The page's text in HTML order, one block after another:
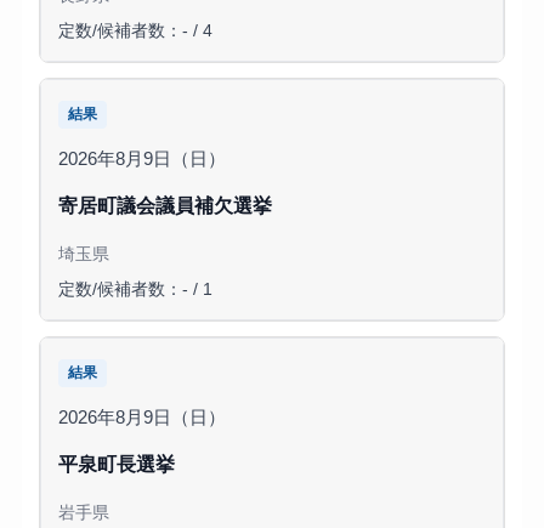
定数/候補者数：- / 4
結果
2026年8月9日（日）
寄居町議会議員補欠選挙
埼玉県
定数/候補者数：- / 1
結果
2026年8月9日（日）
平泉町長選挙
岩手県